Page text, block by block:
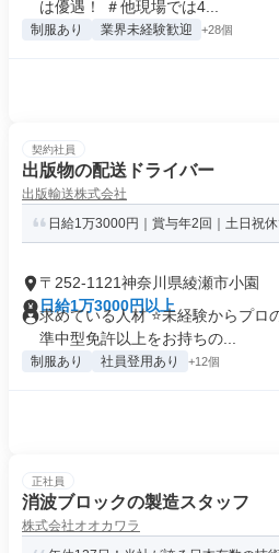
は優遇！ ＃他現場では4...
制服あり 業界未経験歓迎 +28個
契約社員
出版物の配送ドライバー
出版輸送株式会社
日給1万3000円｜賞与年2回｜土日祝
〒252-1121神奈川県綾瀬市小園
日給1万3000円以上
求めている人材 ⭐未経験からプロ
準中型免許以上をお持ちの...
制服あり 社員登用あり +12個
正社員
消波ブロックの製造スタッフ
株式会社オオカワラ